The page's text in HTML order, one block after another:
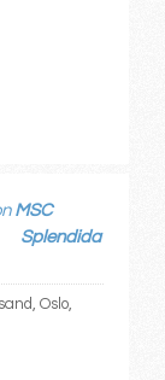
MSC
Splendida
Oslo,